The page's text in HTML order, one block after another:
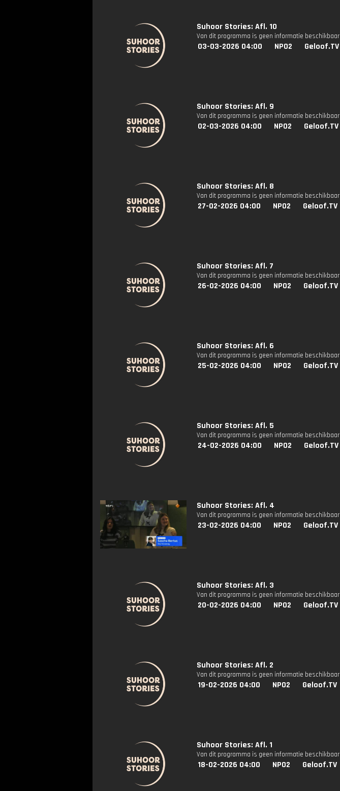
Suhoor Stories: Afl. 10
Van dit programma is geen informatie beschikbaar
03-03-2026 04:00 NPO2 Geloof.TV
Suhoor Stories: Afl. 9
Van dit programma is geen informatie beschikbaar
02-03-2026 04:00 NPO2 Geloof.TV
Suhoor Stories: Afl. 8
Van dit programma is geen informatie beschikbaar
27-02-2026 04:00 NPO2 Geloof.TV
Suhoor Stories: Afl. 7
Van dit programma is geen informatie beschikbaar
26-02-2026 04:00 NPO2 Geloof.TV
Suhoor Stories: Afl. 6
Van dit programma is geen informatie beschikbaar
25-02-2026 04:00 NPO2 Geloof.TV
Suhoor Stories: Afl. 5
Van dit programma is geen informatie beschikbaar
24-02-2026 04:00 NPO2 Geloof.TV
Suhoor Stories: Afl. 4
Van dit programma is geen informatie beschikbaar
23-02-2026 04:00 NPO2 Geloof.TV
Suhoor Stories: Afl. 3
Van dit programma is geen informatie beschikbaar
20-02-2026 04:00 NPO2 Geloof.TV
Suhoor Stories: Afl. 2
Van dit programma is geen informatie beschikbaar
19-02-2026 04:00 NPO2 Geloof.TV
Suhoor Stories: Afl. 1
Van dit programma is geen informatie beschikbaar
18-02-2026 04:00 NPO2 Geloof.TV